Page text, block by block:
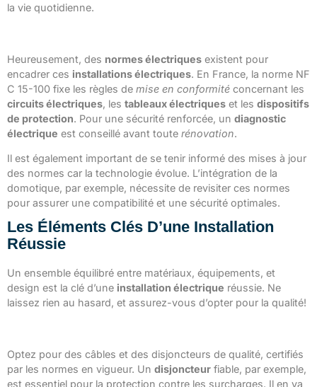
la vie quotidienne.
Heureusement, des normes électriques existent pour
encadrer ces installations électriques. En France, la norme NF
C 15-100 fixe les règles de mise en conformité concernant les
circuits électriques, les tableaux électriques et les dispositifs
de protection. Pour une sécurité renforcée, un diagnostic
électrique est conseillé avant toute rénovation.
Il est également important de se tenir informé des mises à jour
des normes car la technologie évolue. L’intégration de la
domotique, par exemple, nécessite de revisiter ces normes
pour assurer une compatibilité et une sécurité optimales.
Les Éléments Clés D’une Installation
Réussie
Un ensemble équilibré entre matériaux, équipements, et
design est la clé d’une installation électrique réussie. Ne
laissez rien au hasard, et assurez-vous d’opter pour la qualité!
Optez pour des câbles et des disjoncteurs de qualité, certifiés
par les normes en vigueur. Un disjoncteur fiable, par exemple,
est essentiel pour la protection contre les surcharges. Il en va